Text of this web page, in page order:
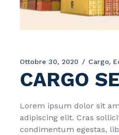
Ottobre 30, 2020 Cargo
CARGO
Lorem ipsum dolor sit
adipiscing elit. Cras
condimentum egestas,